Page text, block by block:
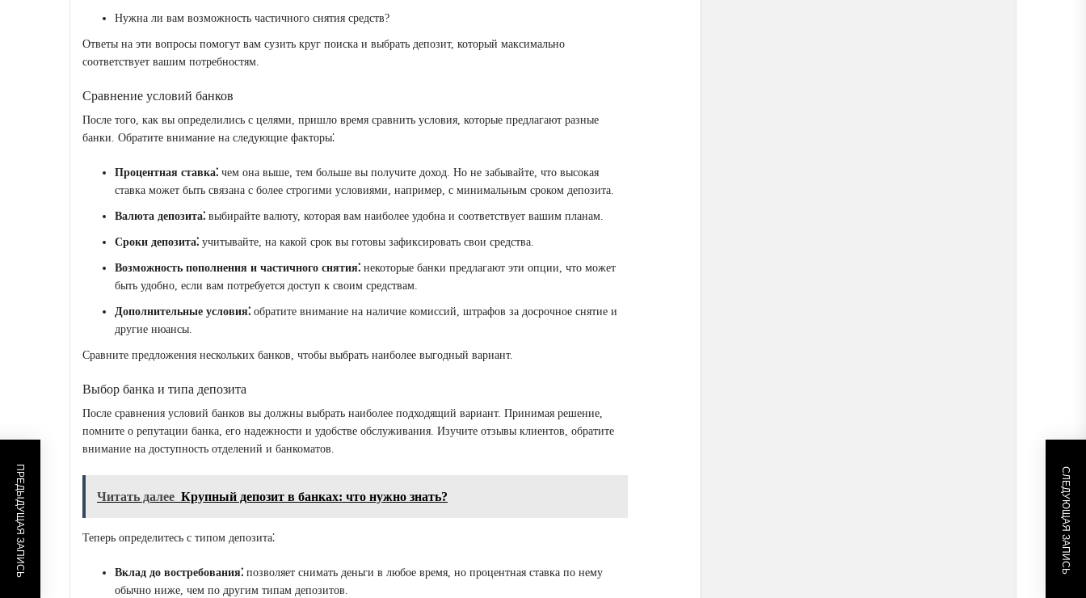
Нужна ли вам возможность частичного снятия средств?
Ответы на эти вопросы помогут вам сузить круг поиска и выбрать депозит, который максимально
соответствует вашим потребностям.
Сравнение условий банков
После того, как вы определились с целями, пришло время сравнить условия, которые предлагают разные
банки. Обратите внимание на следующие факторы⁚
Процентная ставка⁚ чем она выше, тем больше вы получите доход. Но не забывайте, что высокая
ставка может быть связана с более строгими условиями, например, с минимальным сроком депозита.
Валюта депозита⁚ выбирайте валюту, которая вам наиболее удобна и соответствует вашим планам.
Сроки депозита⁚ учитывайте, на какой срок вы готовы зафиксировать свои средства.
Возможность пополнения и частичного снятия⁚ некоторые банки предлагают эти опции, что может
быть удобно, если вам потребуется доступ к своим средствам.
Дополнительные условия⁚ обратите внимание на наличие комиссий, штрафов за досрочное снятие и
другие нюансы.
Сравните предложения нескольких банков, чтобы выбрать наиболее выгодный вариант.
Выбор банка и типа депозита
После сравнения условий банков вы должны выбрать наиболее подходящий вариант. Принимая решение,
помните о репутации банка, его надежности и удобстве обслуживания. Изучите отзывы клиентов, обратите
внимание на доступность отделений и банкоматов.
Читать далее Крупный депозит в банках: что нужно знать?
Теперь определитесь с типом депозита⁚
Вклад до востребования⁚ позволяет снимать деньги в любое время, но процентная ставка по нему
обычно ниже, чем по другим типам депозитов.
ПРЕДЫДУЩАЯ ЗАПИСЬ СЛЕДУЮЩАЯ ЗАПИСЬ